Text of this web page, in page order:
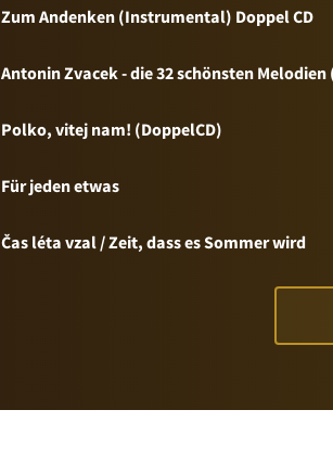
Zum Andenken (Instrumental) Doppel CD
Antonin Zvacek - die 32 schönsten Melodien
Polko, vitej nam! (DoppelCD)
Für jeden etwas
Čas léta vzal / Zeit, dass es Sommer wird